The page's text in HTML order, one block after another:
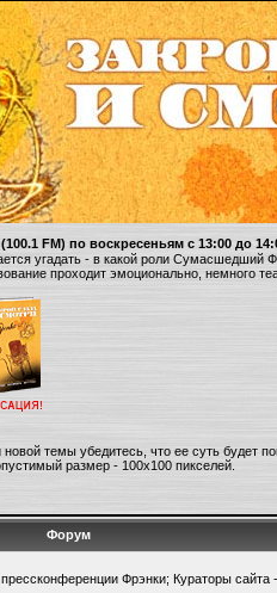
FM) по воскресеньям с 13:00 до
угадать - в какой роли
проходит эмоционально,
темы убедитесь, что ее суть
размер - 100х100 пикселей.
Форум
Фрэнки; Кураторы